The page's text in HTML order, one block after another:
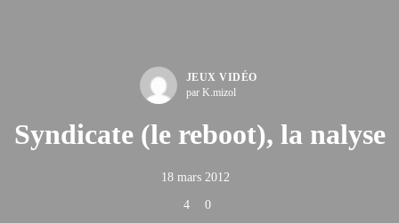
JEUX VIDÉO
par K.mizol
Syndicate (le reboot), la nalyse
18 mars 2012
4 0